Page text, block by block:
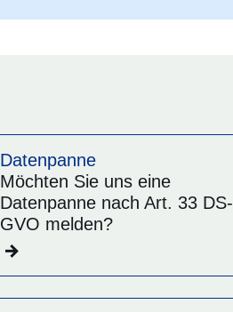
Datenpanne
Möchten Sie uns eine
Datenpanne nach Art. 33 DS-
GVO melden?